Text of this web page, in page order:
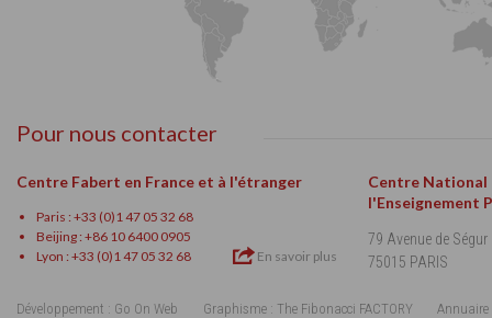
Pour nous contacter
Centre Fabert en France et à l'étranger
Paris : +33 (0)1 47 05 32 68
Beijing : +86 10 6400 0905
Lyon : +33 (0)1 47 05 32 68
En savoir plus
Centre National
l'Enseignement
79 Avenue de Ségur
75015 PARIS
Développement : Go On Web Graphisme : The Fibonacci FACTORY Annuaire